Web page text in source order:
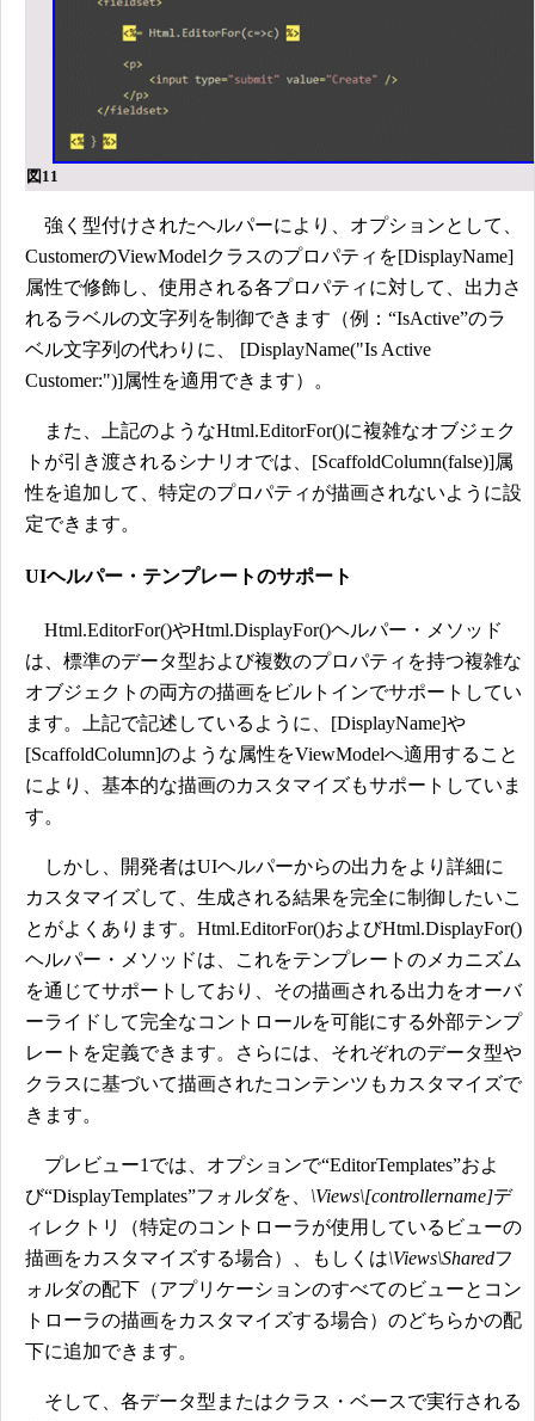
図11
強く型付けされたヘルパーにより、オプションとして、
CustomerのViewModelクラスのプロパティを[DisplayName]
属性で修飾し、使用される各プロパティに対して、出力さ
れるラベルの文字列を制御できます（例：“IsActive”のラ
ベル文字列の代わりに、 [DisplayName("Is Active
Customer:")]属性を適用できます）。
また、上記のようなHtml.EditorFor()に複雑なオブジェク
トが引き渡されるシナリオでは、[ScaffoldColumn(false)]属
性を追加して、特定のプロパティが描画されないように設
定できます。
UIヘルパー・テンプレートのサポート
Html.EditorFor()やHtml.DisplayFor()ヘルパー・メソッド
は、標準のデータ型および複数のプロパティを持つ複雑な
オブジェクトの両方の描画をビルトインでサポートしてい
ます。上記で記述しているように、[DisplayName]や
[ScaffoldColumn]のような属性をViewModelへ適用すること
により、基本的な描画のカスタマイズもサポートしていま
す。
しかし、開発者はUIヘルパーからの出力をより詳細に
カスタマイズして、生成される結果を完全に制御したいこ
とがよくあります。Html.EditorFor()およびHtml.DisplayFor()
ヘルパー・メソッドは、これをテンプレートのメカニズム
を通じてサポートしており、その描画される出力をオーバ
ーライドして完全なコントロールを可能にする外部テンプ
レートを定義できます。さらには、それぞれのデータ型や
クラスに基づいて描画されたコンテンツもカスタマイズで
きます。
プレビュー1では、オプションで“EditorTemplates”およ
び“DisplayTemplates”フォルダを、 \Views\[controllername]デ
ィレクトリ（特定のコントローラが使用しているビューの
描画をカスタマイズする場合）、もしくは\Views\Sharedフ
ォルダの配下（アプリケーションのすべてのビューとコン
トローラの描画をカスタマイズする場合）のどちらかの配
下に追加できます。
そして、各データ型またはクラス・ベースで実行される